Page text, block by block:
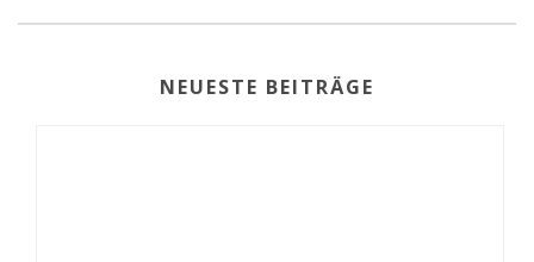
NEUESTE BEITRÄGE